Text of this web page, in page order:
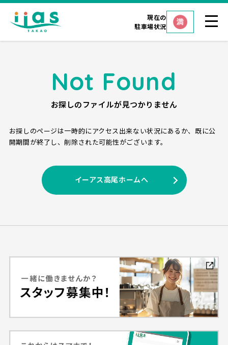
現在の
駐車場状況
Not Found
お探しのファイルが見つかりません
お探しのページは一時的にアクセス出来ない状況にあるか、既に公
開期間が終了し、削除された可能性がございます。
イーアス高尾ホームへ